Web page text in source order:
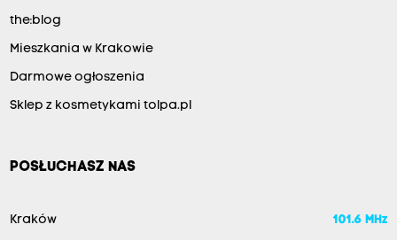
the:blog
Mieszkania w Krakowie
Darmowe ogłoszenia
Sklep z kosmetykami tolpa.pl
POSŁUCHASZ NAS
Kraków 101.6 MHz